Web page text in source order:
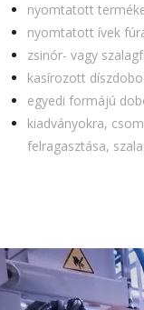
nyomtatott
nyomtatott ívek
zsinór- vagy
kasírozott
egyedi formájú
kiadványokra,
felragasztása,